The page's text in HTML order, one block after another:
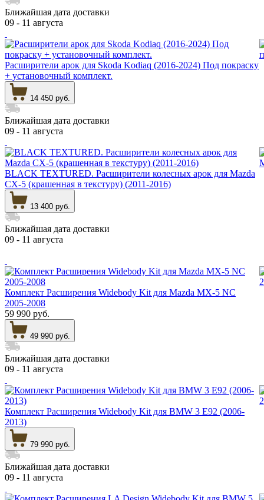
Ближайшая дата доставки
09 - 11 августа
Расширители арок для Skoda Kodiaq (2016-2024) Под покраску
+ установочный комплект.
14 450 руб.
Ближайшая дата доставки
09 - 11 августа
BLACK TEXTURED. Расширители колесных арок для Mazda
CX-5 (крашенная в текстуру) (2011-2016)
13 400 руб.
Ближайшая дата доставки
09 - 11 августа
Комплект Расширения Widebody Kit для Mazda MX-5 NC
2005-2008
59 990 руб.
49 990 руб.
Ближайшая дата доставки
09 - 11 августа
Комплект Расширения Widebody Kit для BMW 3 E92 (2006-
2013)
79 990 руб.
Ближайшая дата доставки
09 - 11 августа